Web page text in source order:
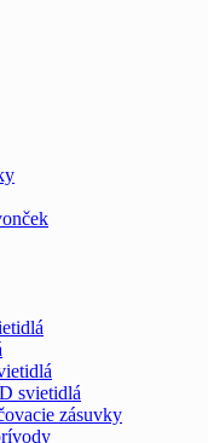
svietidlá
zásuvky